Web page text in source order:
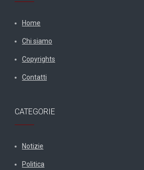
Home
Chi siamo
Copyrights
Contatti
CATEGORIE
Notizie
Politica